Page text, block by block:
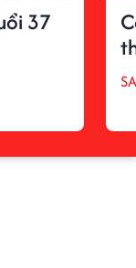
37